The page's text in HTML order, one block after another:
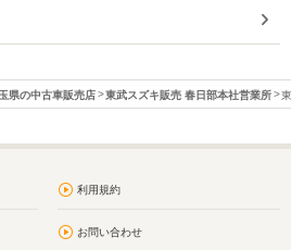
県の中古車販売店 東武スズキ販売 春日部本社営業所
利用規約
お問い合わせ